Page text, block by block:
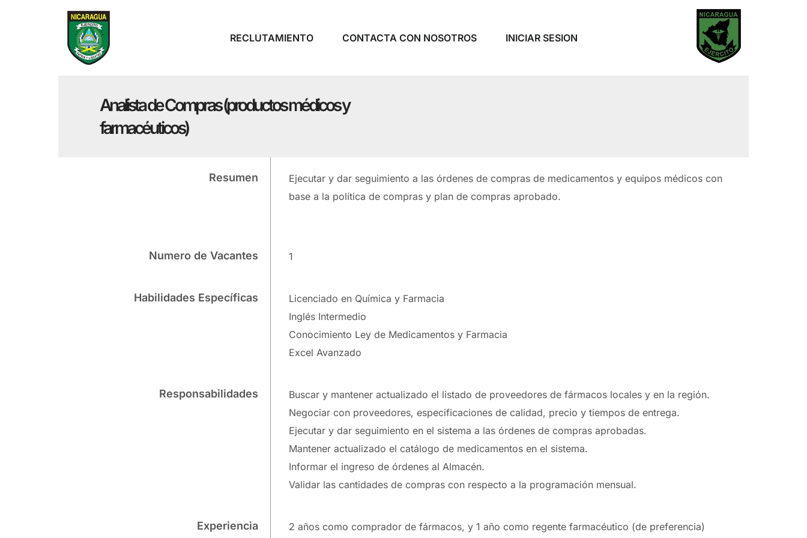
RECLUTAMIENTO CONTACTA CON NOSOTROS INICIAR SESION
Analista de Compras (productos médicos y
farmacéuticos)
Resumen
Ejecutar y dar seguimiento a las órdenes de compras de medicamentos y equipos médicos con
base a la política de compras y plan de compras aprobado.
Numero de Vacantes 1
Habilidades Específicas
Licenciado en Química y Farmacia
Inglés Intermedio
Conocimiento Ley de Medicamentos y Farmacia
Excel Avanzado
Responsabilidades
Buscar y mantener actualizado el listado de proveedores de fármacos locales y en la región.
Negociar con proveedores, especificaciones de calidad, precio y tiempos de entrega.
Ejecutar y dar seguimiento en el sistema a las órdenes de compras aprobadas.
Mantener actualizado el catálogo de medicamentos en el sistema.
Informar el ingreso de órdenes al Almacén.
Validar las cantidades de compras con respecto a la programación mensual.
Experiencia 2 años como comprador de fármacos, y 1 año como regente farmacéutico (de preferencia)